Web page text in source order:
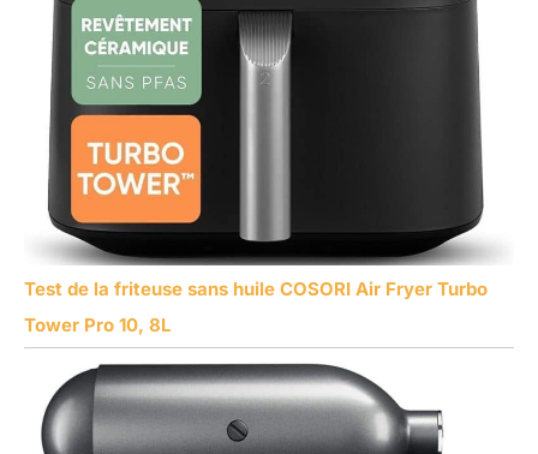
Test de la friteuse sans huile COSORI Air Fryer Turbo
Tower Pro 10, 8L